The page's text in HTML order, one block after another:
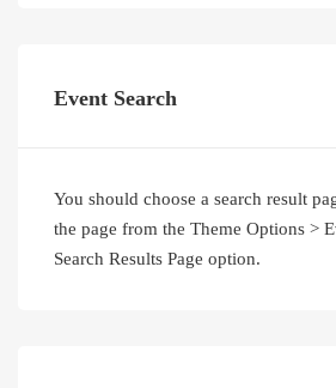
Event Search
You should choose a search result
the page from the Theme Options >
Search Results Page option.